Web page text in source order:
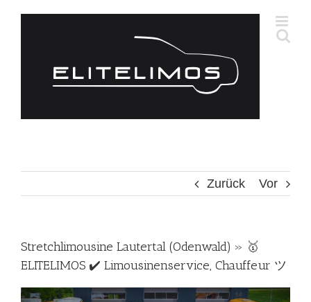
Zurück Vor
Stretchlimousine Lautertal (Odenwald) » 🥇
ELITELIMOS ✔️ Limousinenservice, Chauffeur ツ